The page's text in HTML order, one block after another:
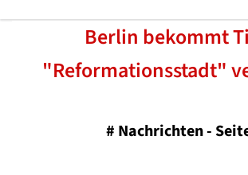
Berlin bekommt
"Reformationsstadt"
# Nachrichten -